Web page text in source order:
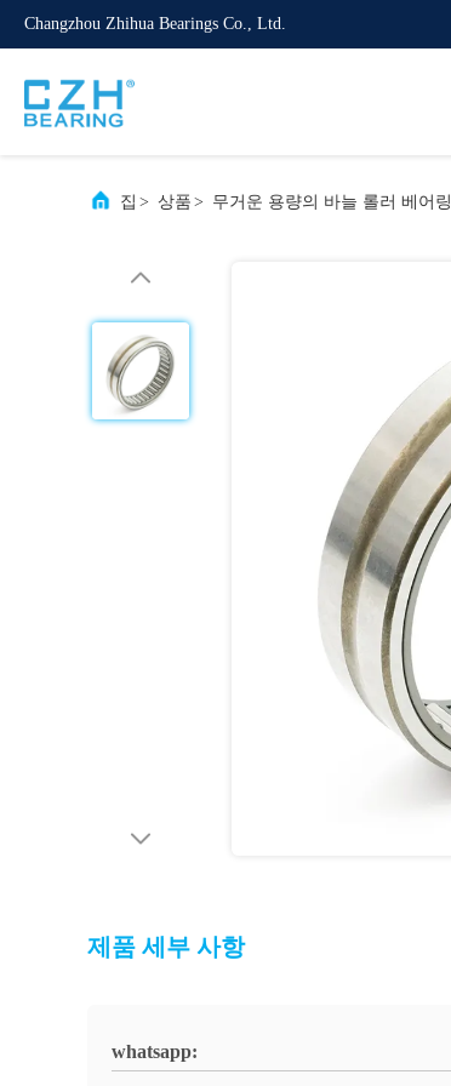
Changzhou Zhihua Bearings Co., Ltd.
집 > 상품 > 무거운 용량의 바늘 롤러 베어링
제품 세부 사항
whatsapp: